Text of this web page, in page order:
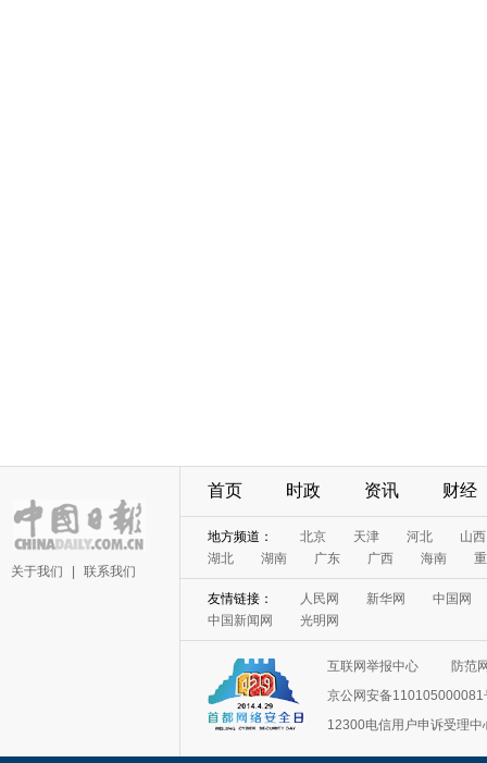
关于我们 联系我们
首页 时政 资讯 财经
地方频道： 北京 天津 河北
山西
湖北
湖南 广东 广西 海南
友情链接： 人民网 新华网
中国网
中国新闻网
光明网
互联网举报中心
防范
京公网安备110105000081
12300电信用户申诉受理中